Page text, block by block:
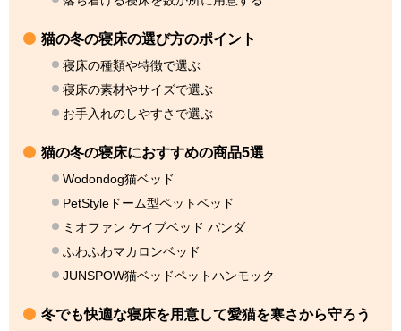
猫の冬の寝床の選び方のポイント
寝床の種類や特徴で選ぶ
寝床の素材やサイズで選ぶ
お手入れのしやすさで選ぶ
猫の冬の寝床におすすめの商品5選
Wodondog猫ベッド
PetStyleドーム型ペットベッド
ミオファン ケイブベッド パンダ
ふわふわマカロンベッド
JUNSPOW猫ベッドペットハンモック
冬でも快適な寝床を用意して愛猫を寒さから守ろう